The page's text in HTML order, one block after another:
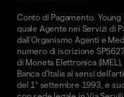
Conto di Pagamento.
quale Agente nei Servizi di
dall’Organismo Agenti e
numero di iscrizione
di Moneta Elettronica
Banca d’Italia ai sensi
del 1° settembre 1993, e